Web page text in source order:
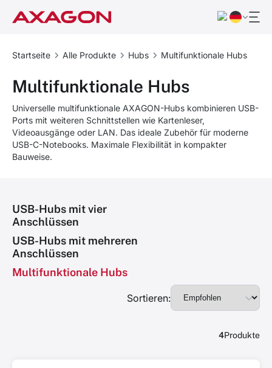
Startseite Alle Produkte Hubs Multifunktionale Hubs
Multifunktionale Hubs
Universelle multifunktionale AXAGON-Hubs kombinieren USB-
Ports mit weiteren Schnittstellen wie Kartenleser,
Videoausgänge oder LAN. Das ideale Zubehör für moderne
USB-C-Notebooks. Maximale Flexibilität in kompakter
Bauweise.
USB-Hubs mit vier
Anschlüssen
USB-Hubs mit mehreren
Anschlüssen
Multifunktionale Hubs
Sortieren:
4Produkte